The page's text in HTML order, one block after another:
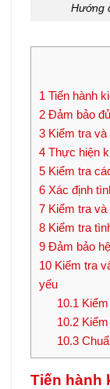
Hướng
1 Tiến hành
2 Đảm bảo
3 Kiểm tra
4 Thực hiện
5 Kiểm tra
6 Xác định
7 Kiểm tra
8 Kiểm tra
9 Đảm bảo
10 Kiểm tra
yếu
10.1
10.2Kiểm
10.3
Tiến hành